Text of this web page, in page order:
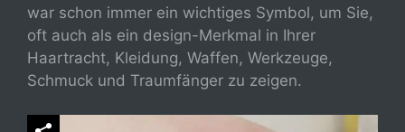
war schon immer ein wichtiges Symbol, um Sie,
oft auch als ein design-Merkmal in Ihrer
Haartracht, Kleidung, Waffen, Werkzeuge,
Schmuck und Traumfänger zu zeigen.